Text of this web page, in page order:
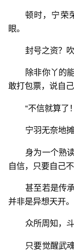
顿时，宁荣
眼。
封号之资？
除非你丫的
敢打包票，说自
“不信就算了
宁羽无奈地
身为一个熟
自信，只要自己
甚至若是传
并非是异想天开。
众所周知，
只要觉醒武